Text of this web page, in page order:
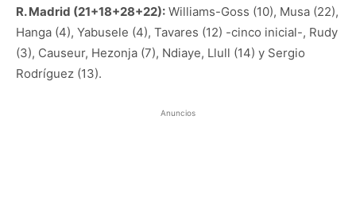
R. Madrid (21+18+28+22): Williams-Goss (10), Musa (22),
Hanga (4), Yabusele (4), Tavares (12) -cinco inicial-, Rudy
(3), Causeur, Hezonja (7), Ndiaye, Llull (14) y Sergio
Rodríguez (13).
Anuncios